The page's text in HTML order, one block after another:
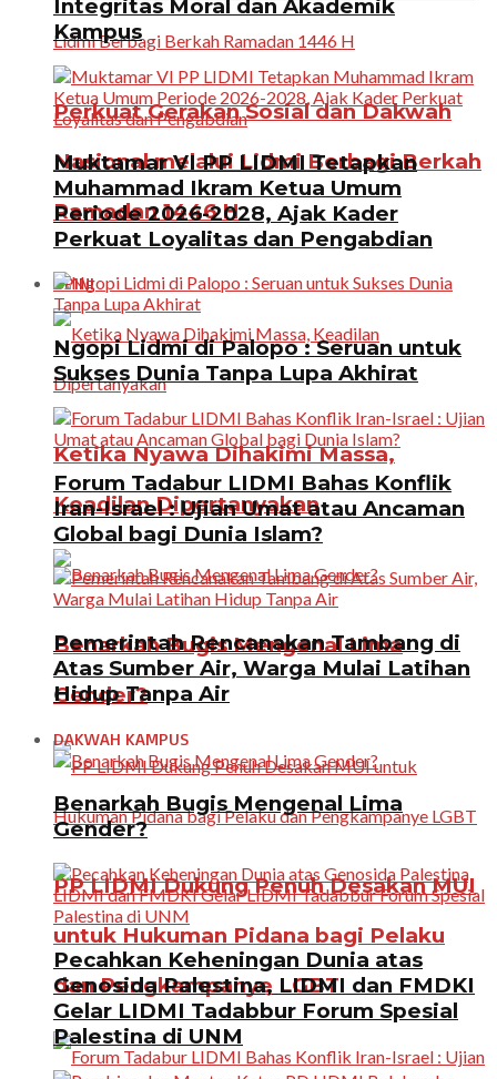
Perkuat Gerakan Sosial dan Dakwah
Nasional melalui Lidmi Berbagi Berkah
Ramadan 1446 H
OPINI
Ketika Nyawa Dihakimi Massa,
Keadilan Dipertanyakan
Benarkah Bugis Mengenal Lima
Gender?
PP LIDMI Dukung Penuh Desakan MUI
untuk Hukuman Pidana bagi Pelaku
dan Pengkampanye LGBT
Integritas Moral dan Akademik
Kampus
Muktamar VI PP LIDMI Tetapkan
Muhammad Ikram Ketua Umum
Periode 2026-2028, Ajak Kader
Perkuat Loyalitas dan Pengabdian
Ngopi Lidmi di Palopo : Seruan untuk
Sukses Dunia Tanpa Lupa Akhirat
Forum Tadabur LIDMI Bahas Konflik
Iran-Israel : Ujian Umat atau Ancaman
Global bagi Dunia Islam?
Pemerintah Rencanakan Tambang di
Atas Sumber Air, Warga Mulai Latihan
Hidup Tanpa Air
DAKWAH KAMPUS
Benarkah Bugis Mengenal Lima
Gender?
Pecahkan Keheningan Dunia atas
Genosida Palestina, LIDMI dan FMDKI
Gelar LIDMI Tadabbur Forum Spesial
Palestina di UNM